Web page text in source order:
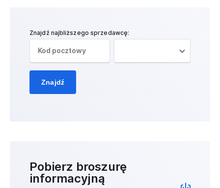
Znajdź najbliższego sprzedawcę:
Znajdź
Pobierz broszurę
informacyjną